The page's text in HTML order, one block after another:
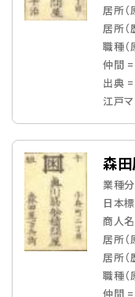
居所
居所
職種
仲間
出典
江戸
森田
業種
日本
商人
居所
居所
職種
仲間